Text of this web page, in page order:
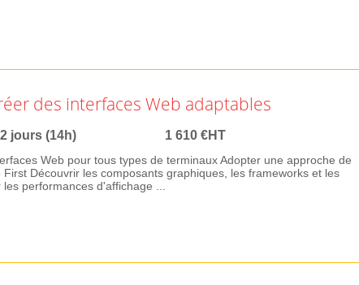
des interfaces Web adaptables
2 jours (14h) 1 610 €HT
Web pour tous types de terminaux Adopter une approche de
Découvrir les composants graphiques, les frameworks et les
performances d'affichage ...